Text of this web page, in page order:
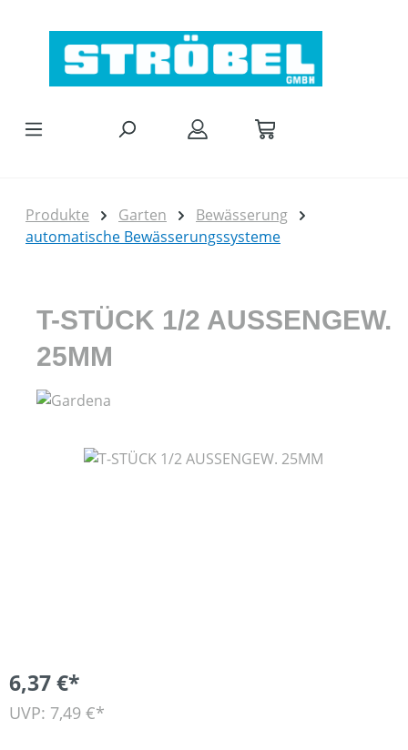
Produkte Garten
Bewässerung
automatische Bewässerungssysteme
T-STÜCK 1/2 AUSSENGEW.
25MM
Bildergalerie überspringen
6,37 €*
UVP: 7,49 €*